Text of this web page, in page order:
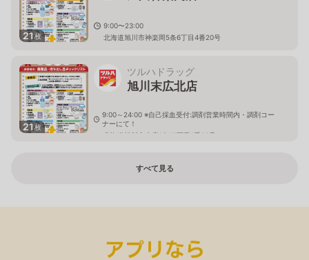
21枚
9:00〜23:00
北海道旭川市神楽岡5条6丁目4番20号
21枚
ツルハドラッグ
旭川末広北店
9:00～24:00 ※自己採血受付:調剤営業時間内・調剤コー
ナーにて！
北海道旭川市末広1条10丁目1番20号
すべて見る